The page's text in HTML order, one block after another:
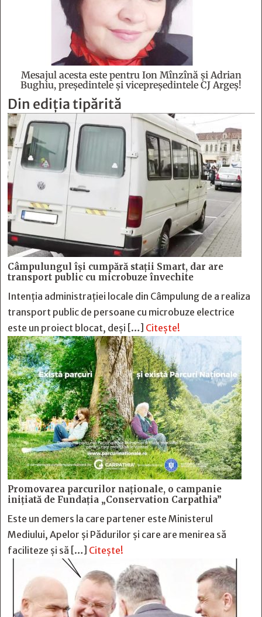
Mesajul acesta este pentru Ion Mînzînă şi Adrian
Bughiu, preşedintele şi vicepreşedintele CJ Argeş!
Din ediția tipărită
Câmpulungul îşi cumpără staţii Smart, dar are
transport public cu microbuze învechite
Intenția administrației locale din Câmpulung de a realiza
transport public de persoane cu microbuze electrice
este un proiect blocat, deși […] Citește!
Promovarea parcurilor naționale, o campanie
inițiată de Fundația „Conservation Carpathia”
Este un demers la care partener este Ministerul
Mediului, Apelor și Pădurilor și care are menirea să
faciliteze și să […] Citește!